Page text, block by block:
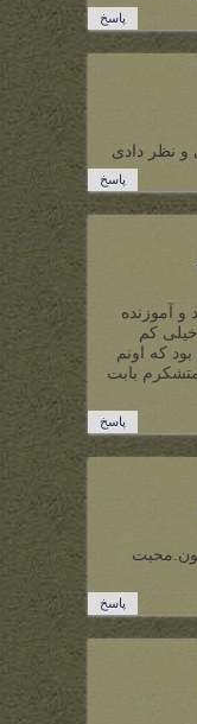
پاسخ
و نظر دادی
پاسخ
و آموزنده
خیلی کم
که اونم
بابت
پاسخ
پاسخ